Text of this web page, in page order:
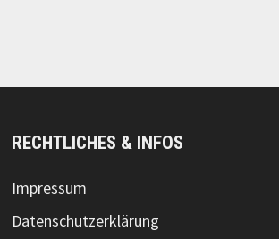
RECHTLICHES & INFOS
Impressum
Datenschutzerklärung